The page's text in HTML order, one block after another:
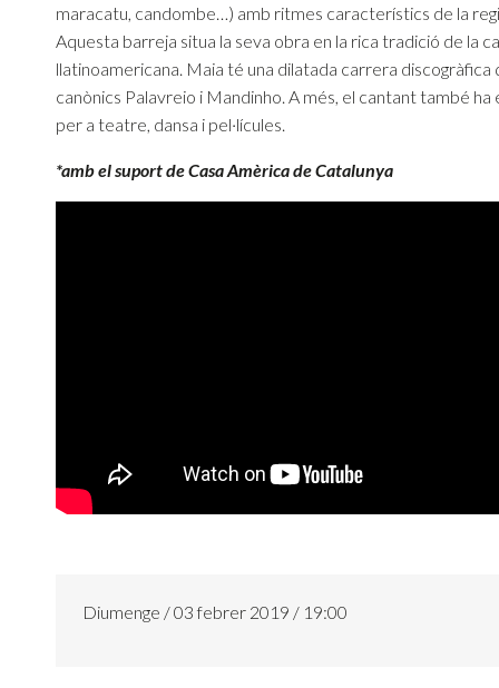
maracatu, candombe…) amb ritmes característics de la
Aquesta barreja situa la seva obra en la rica tradició de la
llatinoamericana. Maia té una dilatada carrera discogràfica
canònics Palavreio i Mandinho. A més, el cantant també ha
per a teatre, dansa i pel·lícules.
*amb el suport de Casa Amèrica de Catalunya
Diumenge / 03 febrer 2019 / 19:00